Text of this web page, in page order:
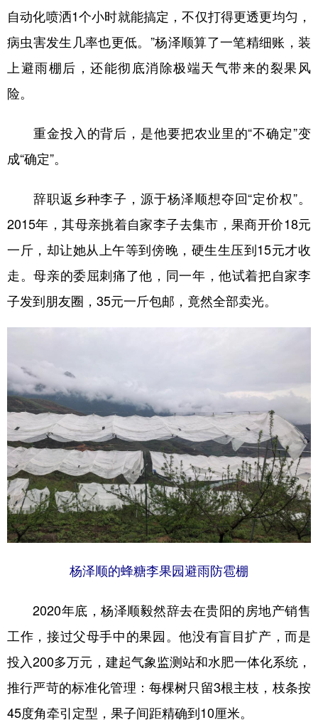
自动化喷洒1个小时就能搞定，不仅打得更透更均匀，
病虫害发生几率也更低。”杨泽顺算了一笔精细账，装
上避雨棚后，还能彻底消除极端天气带来的裂果风
险。
重金投入的背后，是他要把农业里的“不确定”变
成“确定”。
辞职返乡种李子，源于杨泽顺想夺回“定价权”。
2015年，其母亲挑着自家李子去集市，果商开价18元
一斤，却让她从上午等到傍晚，硬生生压到15元才收
走。母亲的委屈刺痛了他，同一年，他试着把自家李
子发到朋友圈，35元一斤包邮，竟然全部卖光。
杨泽顺的蜂糖李果园避雨防雹棚
2020年底，杨泽顺毅然辞去在贵阳的房地产销售
工作，接过父母手中的果园。他没有盲目扩产，而是
投入200多万元，建起气象监测站和水肥一体化系统，
推行严苛的标准化管理：每棵树只留3根主枝，枝条按
45度角牵引定型，果子间距精确到10厘米。